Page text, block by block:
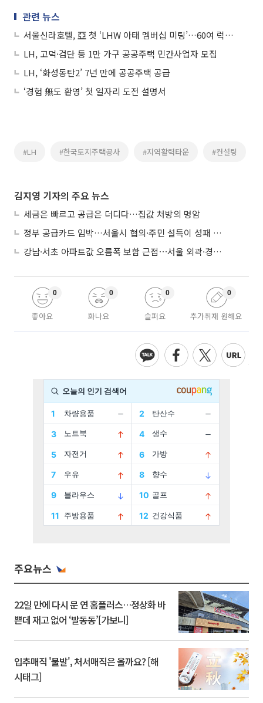
관련 뉴스
서울신라호텔, 亞 첫 ‘LHW 아태 멤버십 미팅’…60여 럭셔리 호텔 대표 한자리에
LH, 고덕·검단 등 1만 가구 공공주택 민간사업자 모집
LH, ‘화성동탄2’ 7년 만에 공공주택 공급
‘경험 無도 환영’ 첫 일자리 도전 설명서
#LH #한국토지주택공사 #지역활력타운 #컨설팅
김지영 기자의 주요 뉴스
세금은 빠르고 공급은 더디다…집값 처방의 명암
정부 공급카드 임박…서울시 협의·주민 설득이 성패 가른다
강남·서초 아파트값 오름폭 보합 근접⋯서울 외곽·경기 남부 중심 매수세
좋아요
0
화나요
0
슬퍼요
0
추가취재 원해요
0
주요뉴스
22일 만에 다시 문 연 홈플러스…정상화 바
쁜데 재고 없어 ‘발동동’[가보니]
입추매직 '불발', 처서매직은 올까요? [해
시태그]